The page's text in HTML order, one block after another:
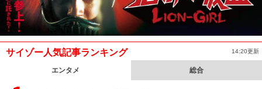
サイゾー人気記事ランキング 14:20更新
エンタメ 総合